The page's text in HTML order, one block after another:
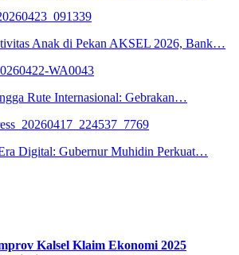
Anak di Pekan AKSEL 2026, Bank…
Rute Internasional: Gebrakan…
Digital: Gubernur Muhidin Perkuat…
Kalsel Klaim Ekonomi 2025